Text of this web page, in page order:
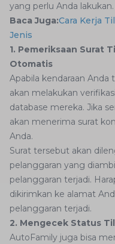
yang perlu Anda lakukan.
Baca Juga:Cara Kerja
Jenis
1. Pemeriksaan Surat
Otomatis
Apabila kendaraan
akan melakukan
database mereka. Jika
akan menerima surat
Anda.
Surat tersebut akan
pelanggaran yang
pelanggaran terjadi.
dikirimkan ke alamat
pelanggaran terjadi.
2. Mengecek Status
AutoFamily juga bisa